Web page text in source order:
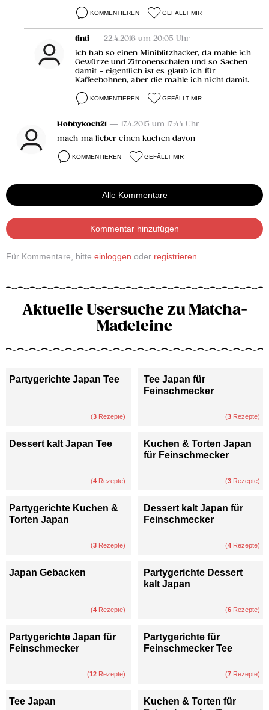
KOMMENTIEREN GEFÄLLT MIR
tinti — 22.4.2016 um 20:05 Uhr
ich hab so einen Miniblitzhacker, da mahle ich
Gewürze und Zitronenschalen und so Sachen
damit - eigentlich ist es glaub ich für
Kaffeebohnen, aber die mahle ich nicht damit.
KOMMENTIEREN GEFÄLLT MIR
Hobbykoch21 — 17.4.2015 um 17:44 Uhr
mach ma lieber einen kuchen davon
KOMMENTIEREN GEFÄLLT MIR
Alle Kommentare
Kommentar hinzufügen
Für Kommentare, bitte einloggen oder registrieren
Aktuelle Usersuche zu Matcha-
Madeleine
Partygerichte Japan Tee
(3 Rezepte)
Tee Japan für
Feinschmecker
(3 Rezepte)
Dessert kalt Japan Tee
(4 Rezepte)
Kuchen & Torten Japan
für Feinschmecker
(3 Rezepte)
Partygerichte Kuchen &
Torten Japan
(3 Rezepte)
Dessert kalt Japan für
Feinschmecker
(4 Rezepte)
Japan Gebacken
(4 Rezepte)
Partygerichte Dessert
kalt Japan
(6 Rezepte)
Partygerichte Japan für
Feinschmecker
(12 Rezepte)
Partygerichte für
Feinschmecker Tee
(7 Rezepte)
Tee Japan
Kuchen & Torten für